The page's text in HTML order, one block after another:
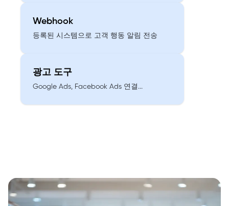
Webhook
등록된 시스템으로 고객 행동 알림 전송
광고 도구
Google Ads, Facebook Ads 연결...